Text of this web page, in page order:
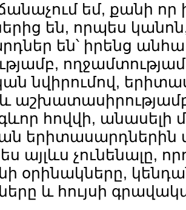
եմ, քանի որ
են, որպես
են՝ իրենց
նվիրումով,
և
հովվի, անասելի
երիտասարդներին
այլևս չունենալը,
օրինակները,
և հույսի